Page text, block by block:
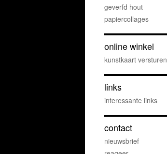
geverfd hout
papiercollages
online winkel
kunstkaart versturen
links
interessante links
contact
nieuwsbrief